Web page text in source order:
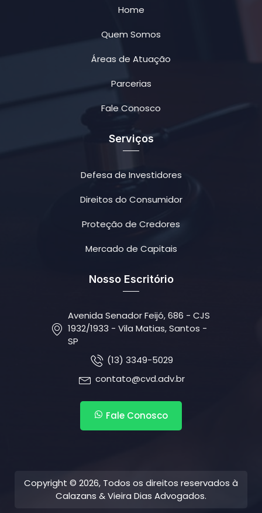
Home
Quem Somos
Áreas de Atuação
Parcerias
Fale Conosco
Serviços
Defesa de Investidores
Direitos do Consumidor
Proteção de Credores
Mercado de Capitais
Nosso Escritório
Avenida Senador Feijó, 686 - CJS
1932/1933 - Vila Matias, Santos -
SP
(13) 3349-5029
contato@cvd.adv.br
Fale Conosco
Copyright © 2026, Todos os direitos reservados à
Calazans & Vieira Dias Advogados.